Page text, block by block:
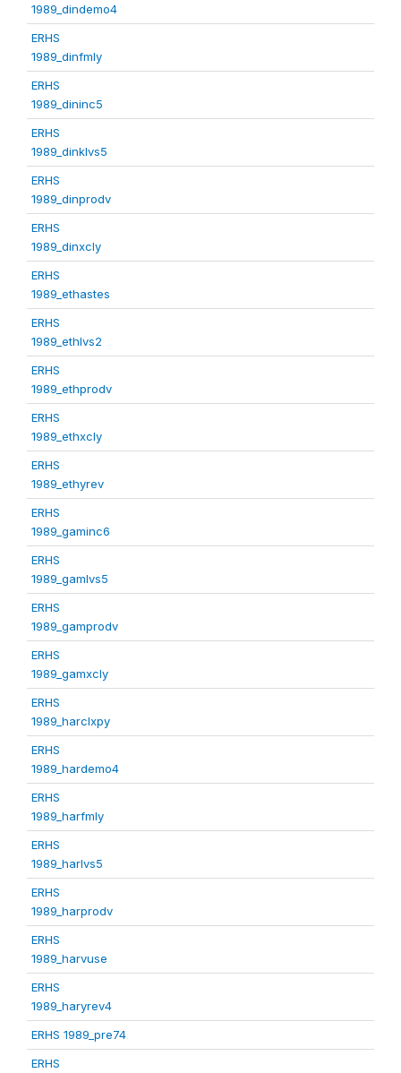
1989_dindemo4
ERHS
1989_dinfmly
ERHS
1989_dininc5
ERHS
1989_dinklvs5
ERHS
1989_dinprodv
ERHS
1989_dinxcly
ERHS
1989_ethastes
ERHS
1989_ethlvs2
ERHS
1989_ethprodv
ERHS
1989_ethxcly
ERHS
1989_ethyrev
ERHS
1989_gaminc6
ERHS
1989_gamlvs5
ERHS
1989_gamprodv
ERHS
1989_gamxcly
ERHS
1989_harclxpy
ERHS
1989_hardemo4
ERHS
1989_harfmly
ERHS
1989_harlvs5
ERHS
1989_harprodv
ERHS
1989_harvuse
ERHS
1989_haryrev4
ERHS 1989_pre74
ERHS